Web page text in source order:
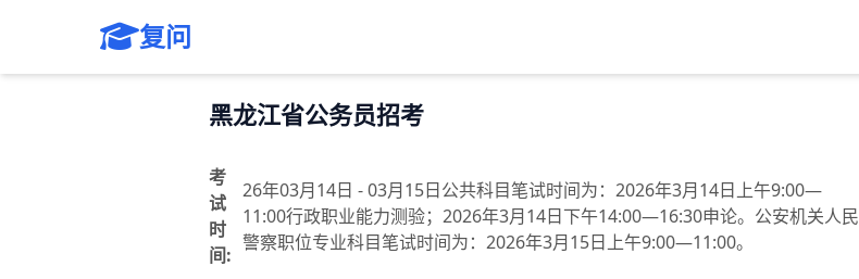
复问
黑龙江省公务员招考
考
试
时
间:
26年03月14日 - 03月15日公共科目笔试时间为：2026年3月14日上午9:00—
11:00行政职业能力测验；2026年3月14日下午14:00—16:30申论。公安机关人民
警察职位专业科目笔试时间为：2026年3月15日上午9:00—11:00。